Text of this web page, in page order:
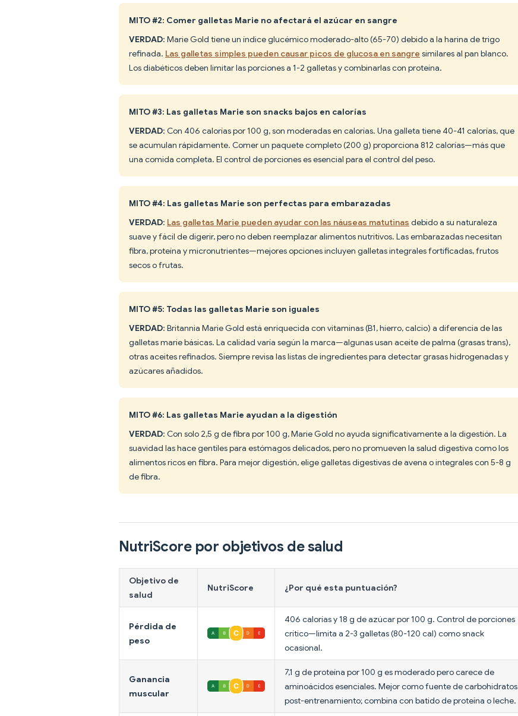
MITO #2: Comer galletas Marie no afectará el azúcar en sangre
VERDAD: Marie Gold tiene un índice glucémico moderado-alto (65-70) debido a la harina de trigo
refinada. Las galletas simples pueden causar picos de glucosa en sangre similares al pan blanco.
Los diabéticos deben limitar las porciones a 1-2 galletas y combinarlas con proteína.
MITO #3: Las galletas Marie son snacks bajos en calorías
VERDAD: Con 406 calorías por 100 g, son moderadas en calorías. Una galleta tiene 40-41 calorías, que
se acumulan rápidamente. Comer un paquete completo (200 g) proporciona 812 calorías—más que
una comida completa. El control de porciones es esencial para el control del peso.
MITO #4: Las galletas Marie son perfectas para embarazadas
VERDAD: Las galletas Marie pueden ayudar con las náuseas matutinas debido a su naturaleza
suave y fácil de digerir, pero no deben reemplazar alimentos nutritivos. Las embarazadas necesitan
fibra, proteína y micronutrientes—mejores opciones incluyen galletas integrales fortificadas, frutos
secos o frutas.
MITO #5: Todas las galletas Marie son iguales
VERDAD: Britannia Marie Gold está enriquecida con vitaminas (B1, hierro, calcio) a diferencia de las
galletas marie básicas. La calidad varía según la marca—algunas usan aceite de palma (grasas trans),
otras aceites refinados. Siempre revisa las listas de ingredientes para detectar grasas hidrogenadas y
azúcares añadidos.
MITO #6: Las galletas Marie ayudan a la digestión
VERDAD: Con solo 2,5 g de fibra por 100 g, Marie Gold no ayuda significativamente a la digestión. La
suavidad las hace gentiles para estómagos delicados, pero no promueven la salud digestiva como los
alimentos ricos en fibra. Para mejor digestión, elige galletas digestivas de avena o integrales con 5-8 g
de fibra.
NutriScore por objetivos de salud
Objetivo de
salud
NutriScore ¿Por qué esta puntuación?
Pérdida de
peso
406 calorías y 18 g de azúcar por 100 g. Control de porciones
crítico—limita a 2-3 galletas (80-120 cal) como snack
ocasional.
Ganancia
muscular
7,1 g de proteína por 100 g es moderado pero carece de
aminoácidos esenciales. Mejor como fuente de carbohidratos
post-entrenamiento; combina con batido de proteína o leche.